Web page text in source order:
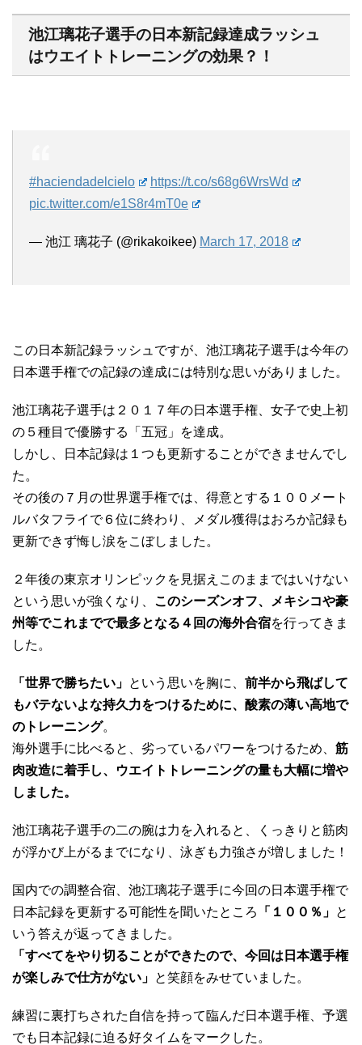
池江璃花子選手の日本新記録達成ラッシュ
はウエイトトレーニングの効果？！
#haciendadelcielo
https://t.co/s68g6WrsWd
pic.twitter.com/e1S8r4mT0e
— 池江 璃花子 (@rikakoikee) March 17, 2018
この日本新記録ラッシュですが、池江璃花子選手は今年の
日本選手権での記録の達成には特別な思いがありました。
池江璃花子選手は２０１７年の日本選手権、女子で史上初
の５種目で優勝する「五冠」を達成。
しかし、日本記録は１つも更新することができませんでし
た。
その後の７月の世界選手権では、得意とする１００メート
ルバタフライで６位に終わり、メダル獲得はおろか記録も
更新できず悔し涙をこぼしました。
２年後の東京オリンピックを見据えこのままではいけない
という思いが強くなり、 このシーズンオフ、メキシコや豪
州等でこれまでで最多となる４回の海外合宿を行ってきま
した。
「世界で勝ちたい」 という思いを胸に、 前半から飛ばして
もバテないよな持久力をつけるために、酸素の薄い高地で
のトレーニング。
海外選手に比べると、劣っているパワーをつけるため、 筋
肉改造に着手し、ウエイトトレーニングの量も大幅に増や
しました。
池江璃花子選手の二の腕は力を入れると、くっきりと筋肉
が浮かび上がるまでになり、泳ぎも力強さが増しました！
国内での調整合宿、池江璃花子選手に今回の日本選手権で
日本記録を更新する可能性を聞いたところ
「１００％」 と
いう答えが返ってきました。
「すべてをやり切ることができたので、今回は日本選手権
が楽しみで仕方がない」 と笑顔をみせていました。
練習に裏打ちされた自信を持って臨んだ日本選手権、予選
でも日本記録に迫る好タイムをマークした。